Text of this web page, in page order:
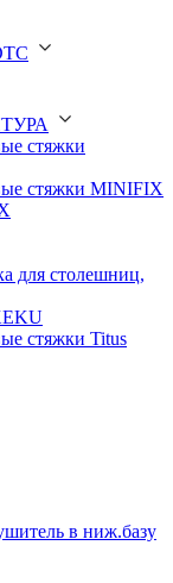
стяжки
стяжки MINIFIX
для столешниц,
стяжки Titus
в ниж.базу